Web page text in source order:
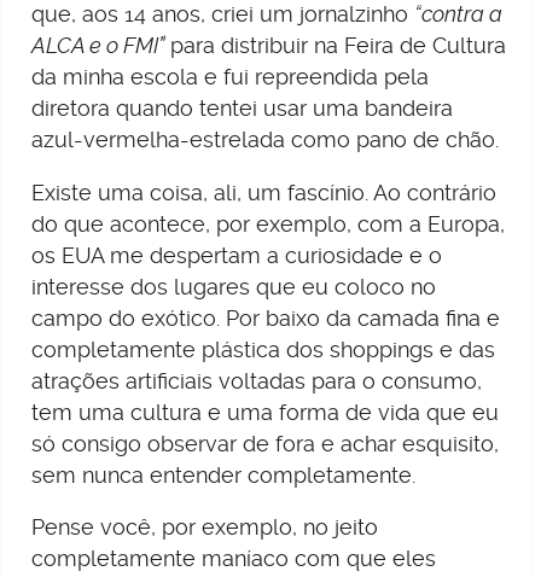
que, aos 14 anos, criei um jornalzinho “contra a
ALCA e o FMI”para distribuir na Feira de Cultura
da minha escola e fui repreendida pela
diretora quando tentei usar uma bandeira
azul-vermelha-estrelada como pano de chão.
Existe uma coisa, ali, um fascínio. Ao contrário
do que acontece, por exemplo, com a Europa,
os EUA me despertam a curiosidade e o
interesse dos lugares que eu coloco no
campo do exótico. Por baixo da camada fina e
completamente plástica dos shoppings e das
atrações artificiais voltadas para o consumo,
tem uma cultura e uma forma de vida que eu
só consigo observar de fora e achar esquisito,
sem nunca entender completamente.
Pense você, por exemplo, no jeito
completamente maníaco com que eles